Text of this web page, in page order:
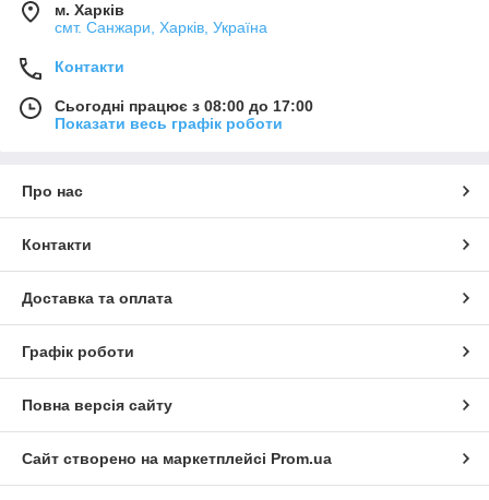
м. Харків
смт. Санжари, Харків, Україна
Контакти
Сьогодні працює з 08:00 до 17:00
Показати весь графік роботи
Про нас
Контакти
Доставка та оплата
Графік роботи
Повна версія сайту
Сайт створено на маркетплейсі Prom.ua